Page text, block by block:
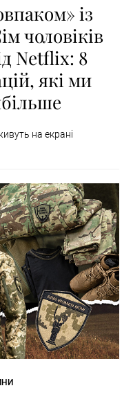
із
чоловіків
Netflix: 8
які ми
на екрані